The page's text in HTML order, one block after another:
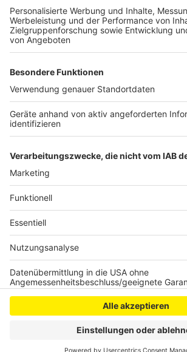
Anzeige
Das ist laut Bürgermeister Heller eine
wichtige Maßnahme. Denn pro einem
eingesparter Temperatur kann die
Prozent des Energieverbrauchs
einen Klimaschutz- und einen
Klimaanpassungsmanager einstellen.
eine langfristige Klimaschutz-Strategie
entwickeln, heißt es.